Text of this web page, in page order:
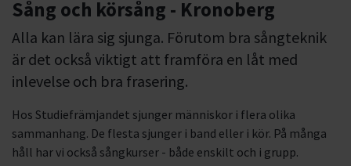
Sång och körsång - Kronoberg
Alla kan lära sig sjunga. Förutom bra sångteknik
är det också viktigt att framföra en låt med
inlevelse och bra frasering.
Hos Studiefrämjandet sjunger människor i flera olika
sammanhang. De flesta sjunger i band eller i kör. På många
håll har vi också sångkurser - både enskilt och i grupp.